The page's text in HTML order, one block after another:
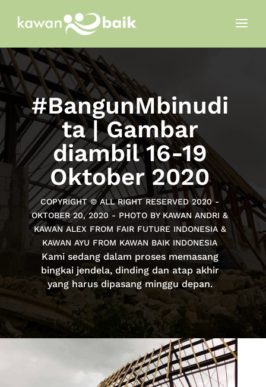
#BangunMbinudi
ta | Gambar
diambil 16-19
Oktober 2020
COPYRIGHT © ALL RIGHT RESERVED 2020 -
OKTOBER 20, 2020 - PHOTO BY KAWAN ANDRI &
KAWAN ALEX FROM FAIR FUTURE INDONESIA &
KAWAN AYU FROM KAWAN BAIK INDONESIA
Kami sedang dalam proses memasang
bingkai jendela, dinding dan atap akhir
yang harus dipasang minggu depan.